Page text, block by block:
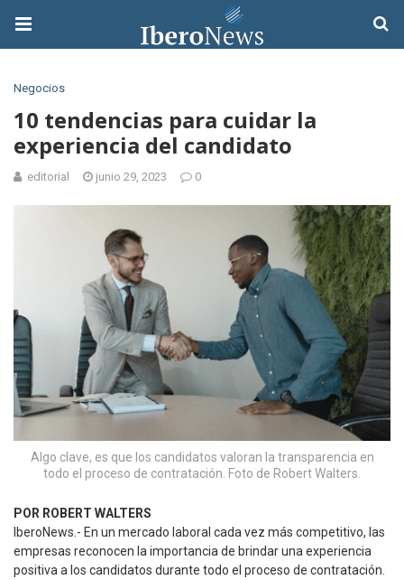
Negocios
10 tendencias para cuidar la
experiencia del candidato
editorial junio 29, 2023 0
Algo clave, es que los candidatos valoran la transparencia en
todo el proceso de contratación. Foto de Robert Walters.
POR ROBERT WALTERS
IberoNews.- En un mercado laboral cada vez más competitivo, las
empresas reconocen la importancia de brindar una experiencia
positiva a los candidatos durante todo el proceso de contratación.